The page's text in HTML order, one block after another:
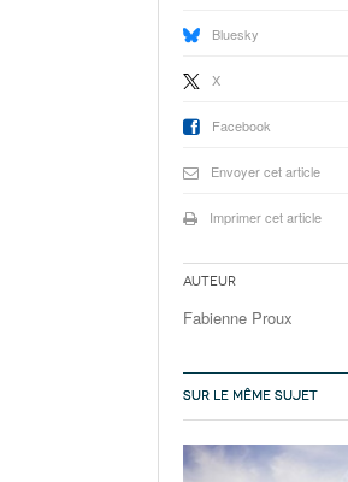
Bluesky
X
Facebook
Envoyer cet article
Imprimer cet article
Auteur
Fabienne Proux
SUR LE MÊME SUJET